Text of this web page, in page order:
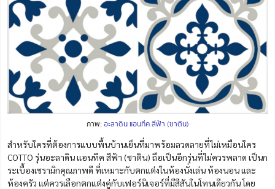
ภาพ:อะลาดิน แอนทีค สีฟ้า (ซาติน)
สำหรับใครที่ต้องการแบบพื้นบ้านเย็นที่มาพร้อมลวดลายที่ไม่เหมือนใคร
COTTO รุ่นอะลาดิน แอนทีค สีฟ้า (ซาติน) ถือเป็นอีกรุ่นที่ไม่ควรพลาด เป็นก
ระเบื้องเซรามิกคุณภาพดี ที่เหมาะกับตกแต่งในห้องนั่งเล่น ห้องนอน และ
ห้องครัว แต่ควรเลือกตกแต่งคู่กับเฟอร์นิเจอร์ที่มีสีสันในโทนเดียวกัน โดย